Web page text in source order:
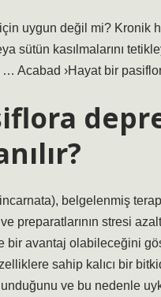
uygun değil mi? Kronik
sütün kasılmalarını
… Acabad ›Hayat bir
belgelenmiş
preparatlarının stresi
bir avantaj olabileceğini
sahip kalıcı bir
ve bu nedenle